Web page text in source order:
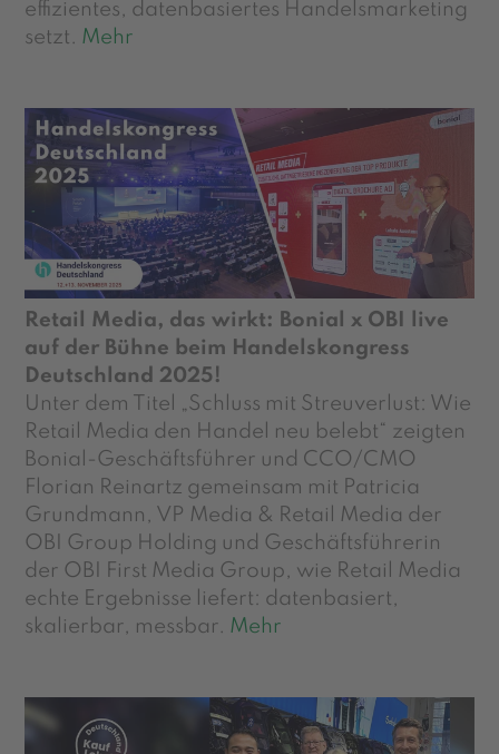
effizientes, datenbasiertes Handelsmarketing
setzt. Mehr
Retail Media, das wirkt: Bonial x OBI live
auf der Bühne beim Handelskongress
Deutschland 2025!
Unter dem Titel „Schluss mit Streuverlust: Wie
Retail Media den Handel neu belebt“ zeigten
Bonial-Geschäftsführer und CCO/CMO
Florian Reinartz gemeinsam mit Patricia
Grundmann, VP Media & Retail Media der
OBI Group Holding und Geschäftsführerin
der OBI First Media Group, wie Retail Media
echte Ergebnisse liefert: datenbasiert,
skalierbar, messbar. Mehr